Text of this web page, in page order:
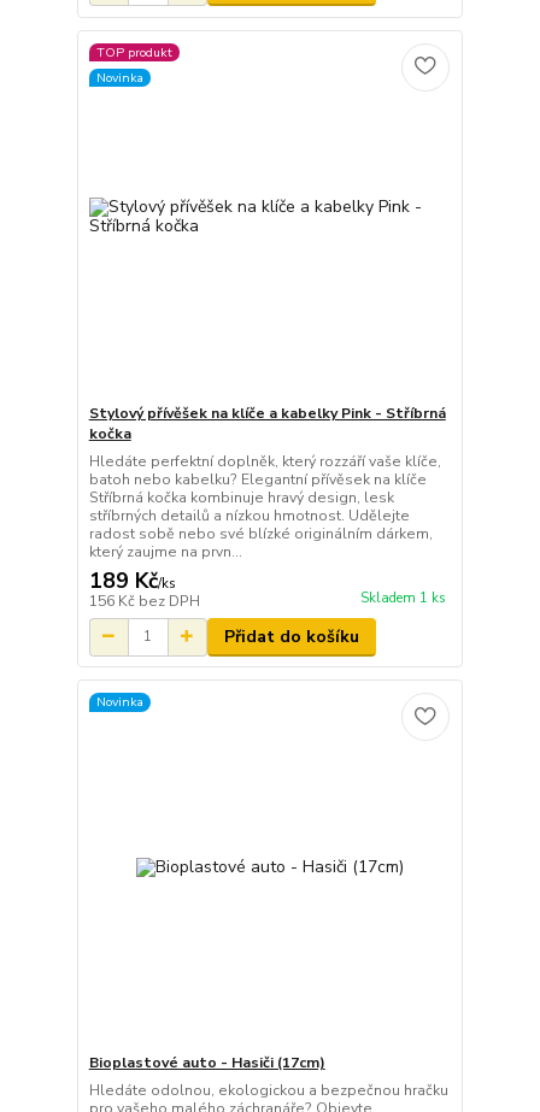
TOP produkt
Novinka
Stylový přívěšek na klíče a kabelky Pink - Stříbrná
kočka
Hledáte perfektní doplněk, který rozzáří vaše klíče,
batoh nebo kabelku? Elegantní přívěsek na klíče
Stříbrná kočka kombinuje hravý design, lesk
stříbrných detailů a nízkou hmotnost. Udělejte
radost sobě nebo své blízké originálním dárkem,
který zaujme na prvn...
189 Kč/ks
156 Kč bez DPH Skladem 1 ks
Přidat do košíku
Novinka
Bioplastové auto - Hasiči (17cm)
Hledáte odolnou, ekologickou a bezpečnou hračku